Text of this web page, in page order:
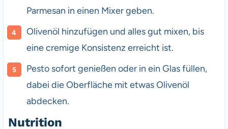
Parmesan in einen Mixer geben.
Olivenöl hinzufügen und alles gut mixen, bis
eine cremige Konsistenz erreicht ist.
Pesto sofort genießen oder in ein Glas füllen,
dabei die Oberfläche mit etwas Olivenöl
abdecken.
Nutrition